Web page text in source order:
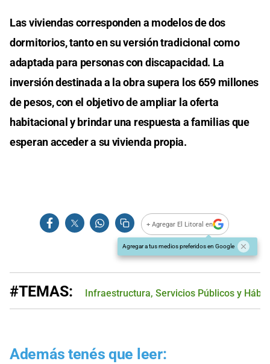
Las viviendas corresponden a modelos de dos
dormitorios, tanto en su versión tradicional como
adaptada para personas con discapacidad. La
inversión destinada a la obra supera los 659 millones
de pesos, con el objetivo de ampliar la oferta
habitacional y brindar una respuesta a familias que
esperan acceder a su vivienda propia.
+ Agregar El Litoral en
Agregar a tus medios preferidos en Google
#TEMAS: Infraestructura, Servicios Públicos y
Además tenés que leer: